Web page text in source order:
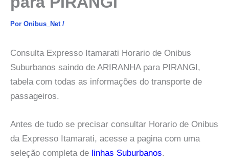
Por Onibus_Net /
Consulta Expresso Itamarati Horario de Onibus
Suburbanos saindo de ARIRANHA para PIRANGI,
tabela com todas as informações do transporte de
passageiros.
Antes de tudo se precisar consultar Horario de Onibus
da Expresso Itamarati, acesse a pagina com uma
seleção completa de linhas Suburbanos.